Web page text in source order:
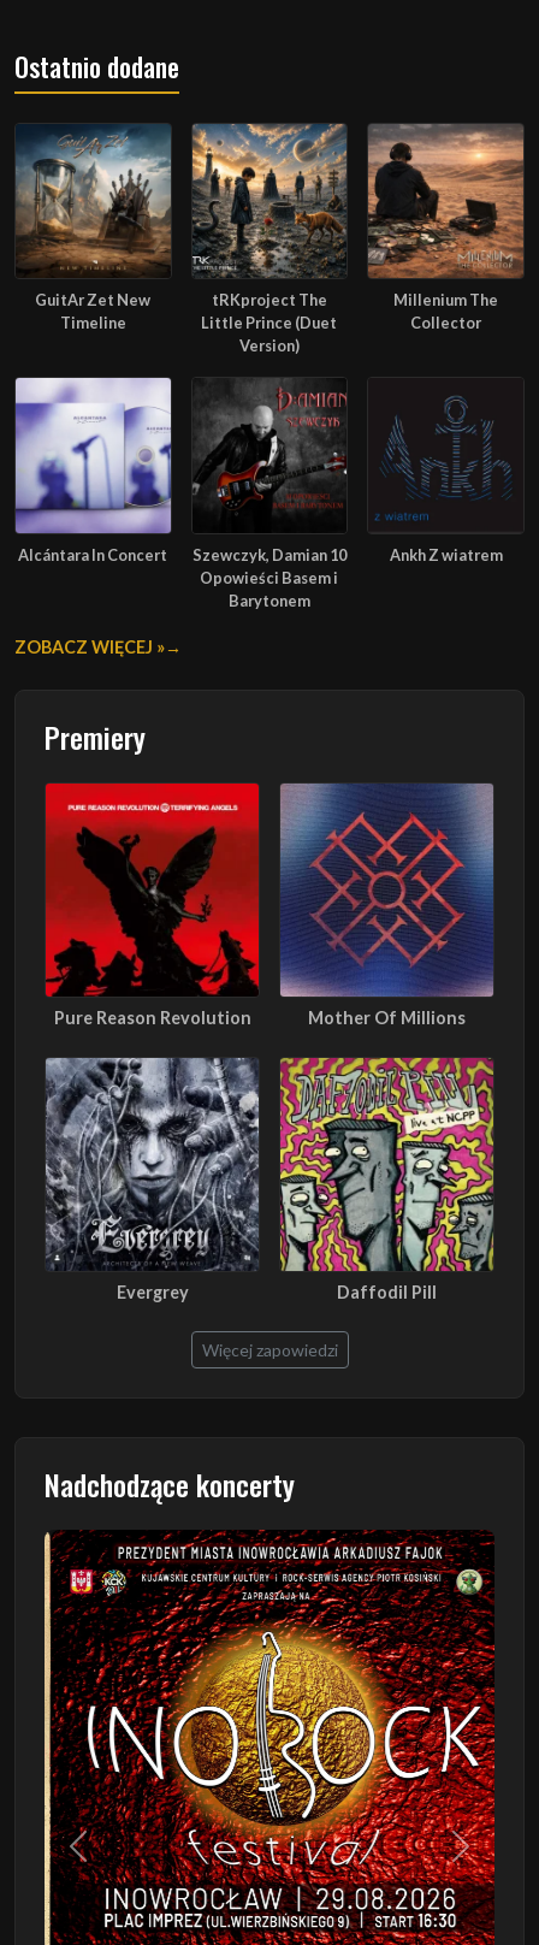
Ostatnio dodane
GuitAr Zet New
Timeline
tRKproject The
Little Prince (Duet
Version)
Millenium The
Collector
Alcántara In Concert
Szewczyk, Damian 10
Opowieści Basem i
Barytonem
Ankh Z wiatrem
ZOBACZ WIĘCEJ »
Premiery
Pure Reason Revolution Mother Of Millions
Evergrey Daffodil Pill
Więcej zapowiedzi
Nadchodzące koncerty
Poprzedni Następny